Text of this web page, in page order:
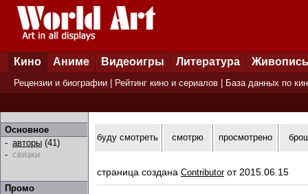
Кино Аниме Видеоигры Литература Живопись
Рецензии и биографии Рейтинг кино и сериалов База данных по
Основное
- авторы (41)
- связки
Промо
буду смотреть смотрю просмотрено
страница создана Contributorот 2015.06.15